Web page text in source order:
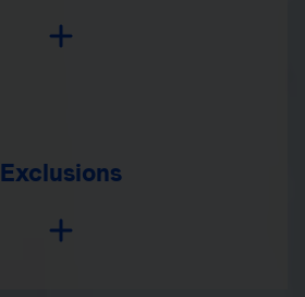
Exclusions